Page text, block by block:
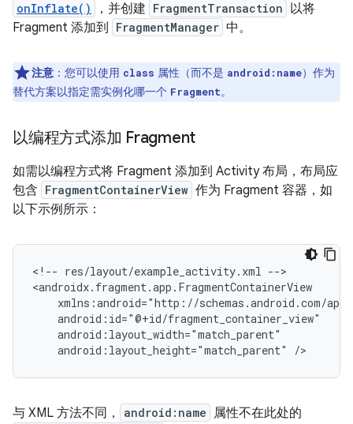
onInflate() ，并创建 FragmentTransaction 以将
Fragment 添加到
FragmentManager 中。
注意 ： 您可以使用 class 属性（而不是 android:name）作为
替代方案以指定需实例化哪一个 Fragment。
以编程方式添加 Fragment
如需以编程方式将 Fragment 添加到 Activity 布局，布局应
包含 FragmentContainerView 作为 Fragment 容器，如
以下示例所示：
<!-- res/layout/example_activity.xml -->
android:layout_height="match_parent"
与 XML 方法不同， android:name 属性不在此处的